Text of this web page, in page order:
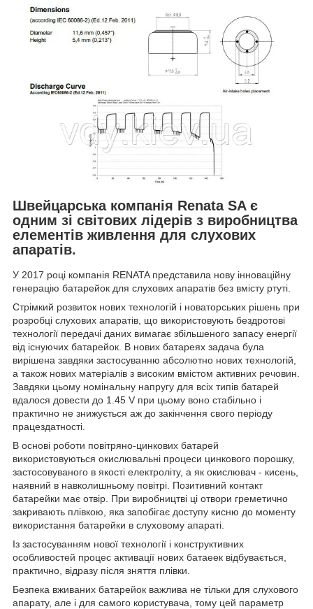
Швейцарська компанія Renata SA є
одним зі світових лідерів з виробництва
елементів живлення для слухових
апаратів.
У 2017 році компанія RENATA представила нову інноваційну
генерацію батарейок для слухових апаратів без вмісту ртуті.
Стрімкий розвиток нових технологій і новаторських рішень при
розробці слухових апаратів, що використовують бездротові
технології передачі даних вимагає збільшеного запасу енергії
від існуючих батарейок. В нових батареях задача була
вирішена завдяки застосуванню абсолютно нових технологій,
а також нових матеріалів з високим вмістом активних речовин.
Завдяки цьому номінальну напругу для всіх типів батарей
вдалося довести до 1.45 V при цьому воно стабільно і
практично не знижується аж до закінчення свого періоду
працездатності.
В основі роботи повітряно-цинкових батарей
використовуються окислювальні процеси цинкового порошку,
застосовуваного в якості електроліту, а як окислювач - кисень,
наявний в навколишньому повітрі. Позитивний контакт
батарейки має отвір. При виробництві ці отвори греметично
закривають плівкою, яка запобігає доступу кисню до моменту
використання батарейки в слуховому апараті.
Із застосуванням нової технології і конструктивних
особливостей процес активації нових батаеек відбувається,
практично, відразу після зняття плівки.
Безпека вживаних батарейок важлива не тільки для слухового
апарату, але і для самого користувача, тому цей параметр